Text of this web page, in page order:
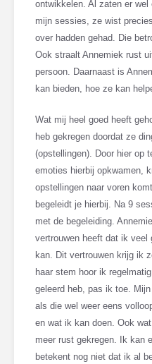
ontwikkelen. Al zaten er
mijn sessies, ze wist
over hadden gehad. Die
Ook straalt Annemiek rust
persoon. Daarnaast is
kan bieden, hoe ze kan
Wat mij heel goed heeft
heb gekregen doordat ze
(opstellingen). Door hier op
emoties hierbij opkwamen,
opstellingen naar voren
begeleidt je hierbij. Na 9
met de begeleiding.
vertrouwen heeft dat ik veel
kan. Dit vertrouwen krijg ik
haar stem hoor ik
geleerd heb, pas ik toe.
als die wel weer eens
en wat ik kan doen. Ook
meer rust gekregen. Ik kan
betekent nog niet dat ik al